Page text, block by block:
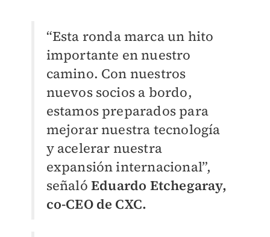
“Esta ronda marca un hito
importante en nuestro
camino. Con nuestros
nuevos socios a bordo,
estamos preparados para
mejorar nuestra tecnología
y acelerar nuestra
expansión internacional”,
señaló Eduardo Etchegaray,
co-CEO de CXC.